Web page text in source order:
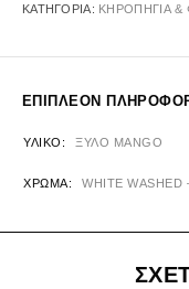
ΚΑΤΗΓΟΡΊΑ: ΚΗΡΟΠΗΓΙΑ
ΕΠΙΠΛΈΟΝ
ΥΛΙΚΌ ΞΥΛΟ MANGO
ΧΡΏΜΑ WHITE